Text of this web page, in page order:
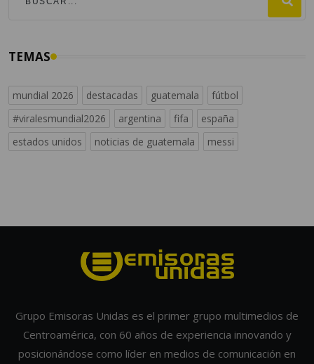
TEMAS
mundial 2026 destacadas guatemala
fútbol
#viralesmundial2026
argentina fifa
españa
estados unidos
noticias de guatemala messi
Grupo Emisoras Unidas es el primer grupo multimedios de
Centroamérica, con 60 años de experiencia innovando y
posicionándose como líder en medios de comunicación en